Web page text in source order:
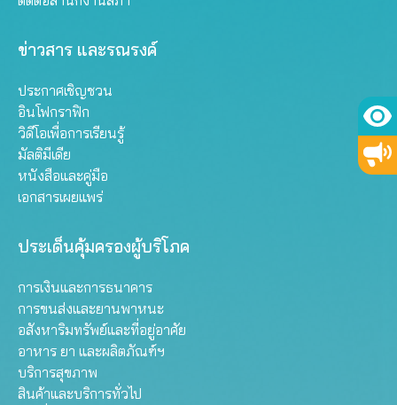
ข่าวสาร และรณรงค์
ประกาศเชิญชวน
อินโฟกราฟิก
วิดีโอเพื่อการเรียนรู้
มัลติมีเดีย
หนังสือและคู่มือ
เอกสารเผยแพร่
ประเด็นคุ้มครองผู้บริโภค
การเงินและการธนาคาร
การขนส่งและยานพาหนะ
อสังหาริมทรัพย์และที่อยู่อาศัย
อาหาร ยา และผลิตภัณฑ์ฯ
บริการสุขภาพ
สินค้าและบริการทั่วไป